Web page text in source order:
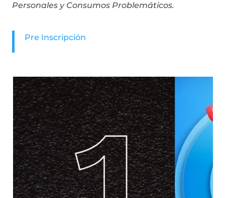
Personales y Consumos Problemáticos.
Pre Inscripción